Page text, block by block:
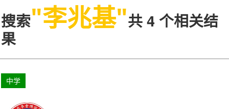
搜索"李兆基"共 4 个相关结
果
中学